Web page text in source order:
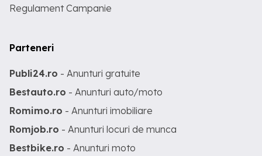
Regulament Campanie
Parteneri
Publi24.ro - Anunturi gratuite
Bestauto.ro - Anunturi auto/moto
Romimo.ro - Anunturi imobiliare
Romjob.ro - Anunturi locuri de munca
Bestbike.ro - Anunturi moto